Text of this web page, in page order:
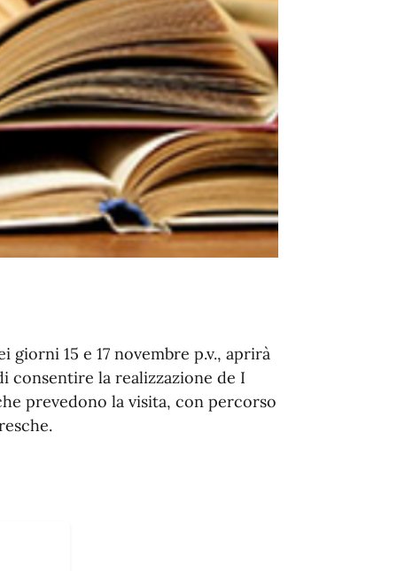
15 e 17 novembre p.v., aprirà
consentire la realizzazione de I
prevedono la visita, con percorso